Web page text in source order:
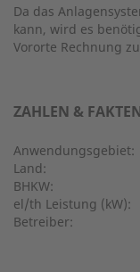
Da das
kann, wird es
Vororte Rechnung
ZAHLEN &
Anwendungsgebiet:
Land:
BHKW:
el/th Leistung (kW):
Betreiber: